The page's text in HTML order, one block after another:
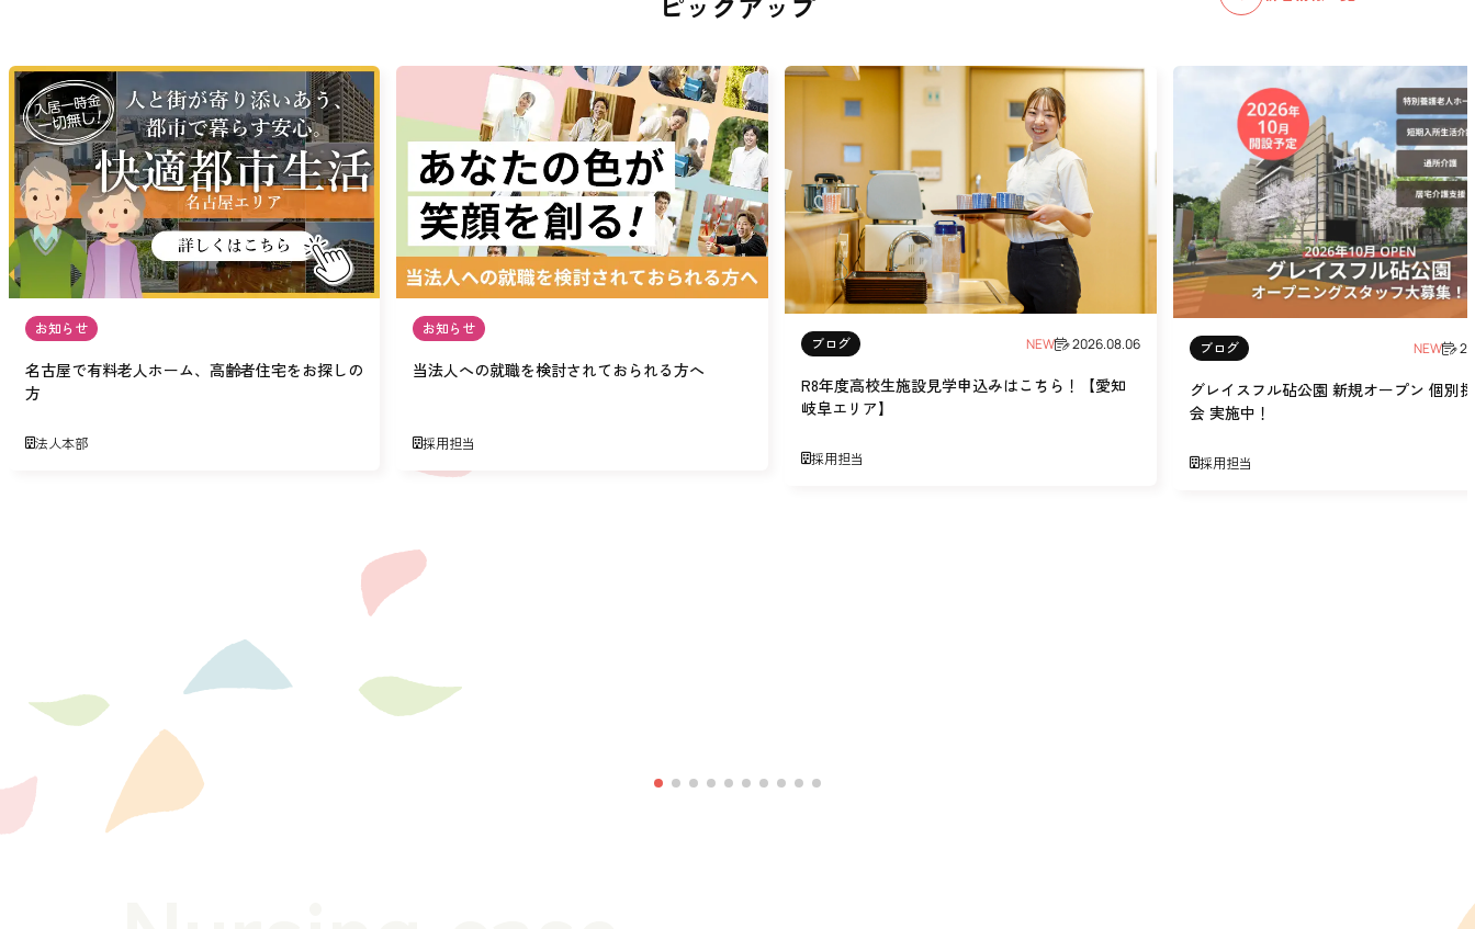
お知らせ
名古屋で有料老人ホーム、高齢者住宅をお探しの
方
法人本部
お知らせ
当法人への就職を検討されておられる方へ
採用担当
ブログ NEW 2026.08.06
R8年度高校生施設見学申込みはこちら！【愛知
岐阜エリア】
採用担当
ブログ NEW
グレイスフル砧公園 新規オープン 個別
会 実施中！
採用担当